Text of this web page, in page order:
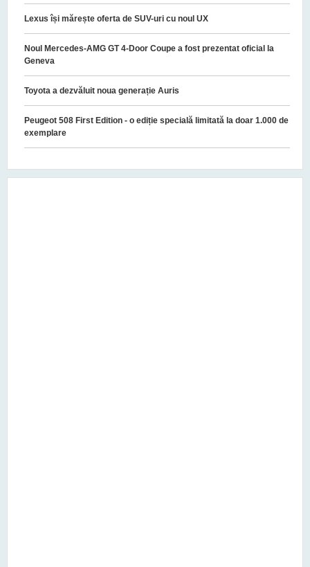
Lexus își mărește oferta de SUV-uri cu noul UX
Noul Mercedes-AMG GT 4-Door Coupe a fost prezentat oficial la
Geneva
Toyota a dezvăluit noua generație Auris
Peugeot 508 First Edition - o ediție specială limitată la doar 1.000 de
exemplare